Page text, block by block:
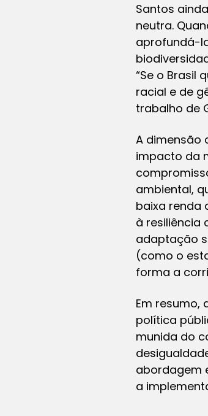
Santos
neutra.
aprofundá-
“Se o Brasil
racial e de
trabalho de
A dimensão
impacto da
ambiental,
baixa renda
à resiliência
adaptação
(como o
forma a
Em resumo,
política
munida do
abordagem
a